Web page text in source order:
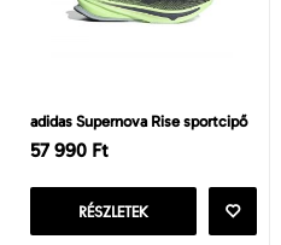
adidas Supernova Rise sportcipő
57 990 Ft
RÉSZLETEK